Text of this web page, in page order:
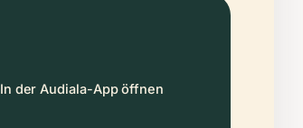
In der Audiala-App öffnen